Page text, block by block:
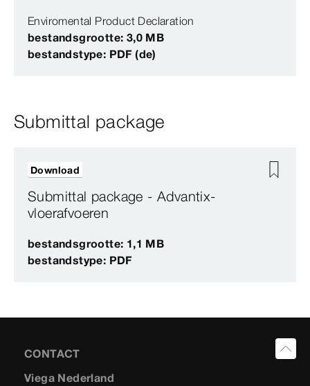
Enviromental Product Declaration
bestandsgrootte: 3,0 MB
bestandstype: PDF (de)
Submittal package
Submittal package - Advantix-
vloerafvoeren
bestandsgrootte: 1,1 MB
bestandstype: PDF
Download
CONTACT
Viega Nederland